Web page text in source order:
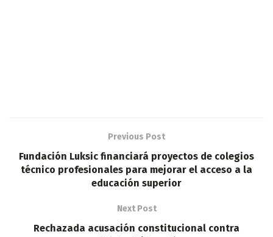
Previous Post
Fundación Luksic financiará proyectos de colegios
técnico profesionales para mejorar el acceso a la
educación superior
Next Post
Rechazada acusación constitucional contra